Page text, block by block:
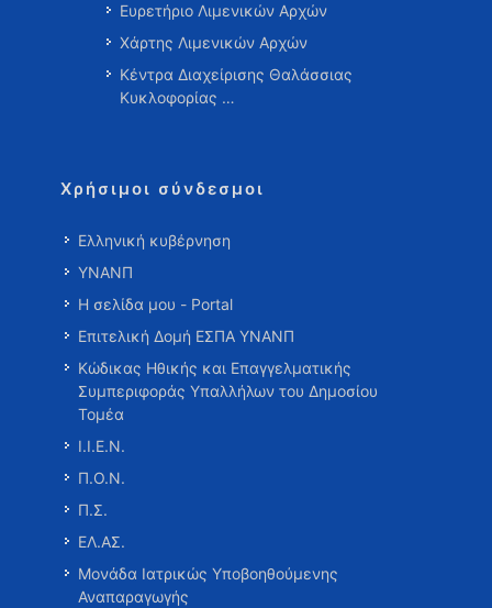
Ευρετήριο Λιμενικών Αρχών
Χάρτης Λιμενικών Αρχών
Κέντρα Διαχείρισης Θαλάσσιας
Κυκλοφορίας …
Χρήσιμοι σύνδεσμοι
Ελληνική κυβέρνηση
ΥΝΑΝΠ
Η σελίδα μου - Portal
Επιτελική Δομή ΕΣΠΑ ΥΝΑΝΠ
Κώδικας Ηθικής και Επαγγελματικής
Συμπεριφοράς Υπαλλήλων του Δημοσίου
Τομέα
Ι.Ι.Ε.Ν.
Π.Ο.Ν.
Π.Σ.
ΕΛ.ΑΣ.
Μονάδα Ιατρικώς Υποβοηθούμενης
Αναπαραγωγής